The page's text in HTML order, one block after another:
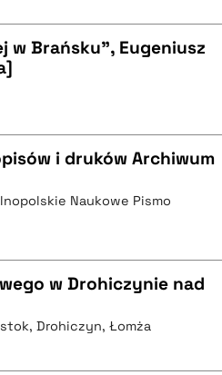
w Brańsku", Eugeniusz
i druków Archiwum
Naukowe Pismo
w Drohiczynie nad
Drohiczyn, Łomża